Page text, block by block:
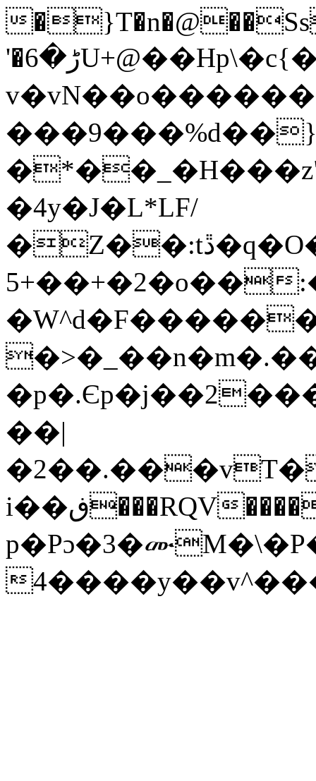
'�ڑ�6U+@��Hp\�c{�z��n��xN�����xƍ
�4y�J�L*LF/
�Z��:tڐ�q�O���O�go��`�mO�_w��^�M�o-
5+��+�2�o��
��|
i��ڧ���RQV����0������+�<��E�dZ���u����f.%,԰D�> ?